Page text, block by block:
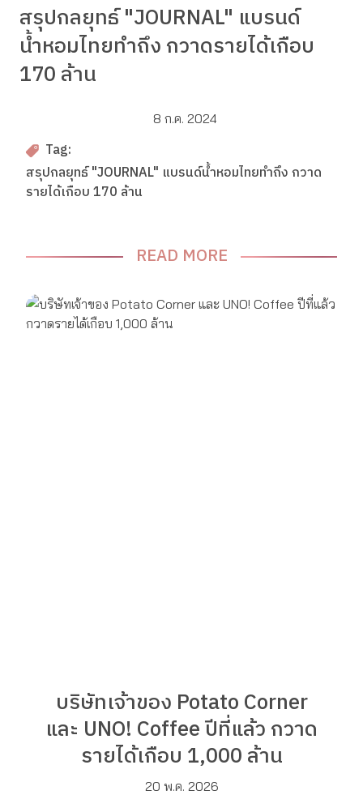
สรุปกลยุทธ์ "JOURNAL" แบรนด์
น้ำหอมไทยทำถึง กวาดรายได้เกือบ
170 ล้าน
8 ก.ค. 2024
Tag:
สรุปกลยุทธ์ "JOURNAL" แบรนด์น้ำหอมไทยทำถึง กวาด
รายได้เกือบ 170 ล้าน
READ MORE
บริษัทเจ้าของ Potato Corner
และ UNO! Coffee ปีที่แล้ว กวาด
รายได้เกือบ 1,000 ล้าน
20 พ.ค. 2026